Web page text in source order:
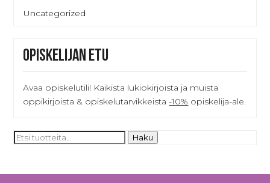
Uncategorized
Opiskelijan etu
Avaa opiskelutili! Kaikista lukiokirjoista ja muista
oppikirjoista & opiskelutarvikkeista -10% opiskelija-ale.
Etsi: Haku